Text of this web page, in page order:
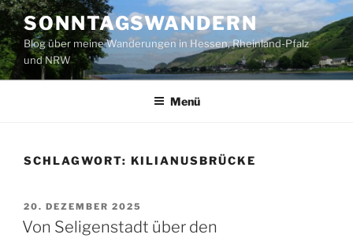
Zum
Inhalt
springen
SONNTAGSWANDERN
Blog über meine Wanderungen in Hessen, Rheinland-Pfalz
und NRW
Menü
SCHLAGWORT: KILIANUSBRÜCKE
VERÖFFENTLICHT
AM
20. DEZEMBER 2025
Von Seligenstadt über den